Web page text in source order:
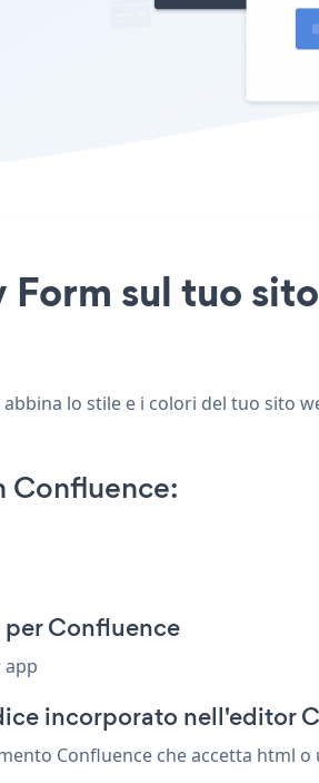
sul tuo
lo stile e i colori del tuo sito
Confluence:
Confluence
app
incorporato nell'editor
Confluence che accetta html